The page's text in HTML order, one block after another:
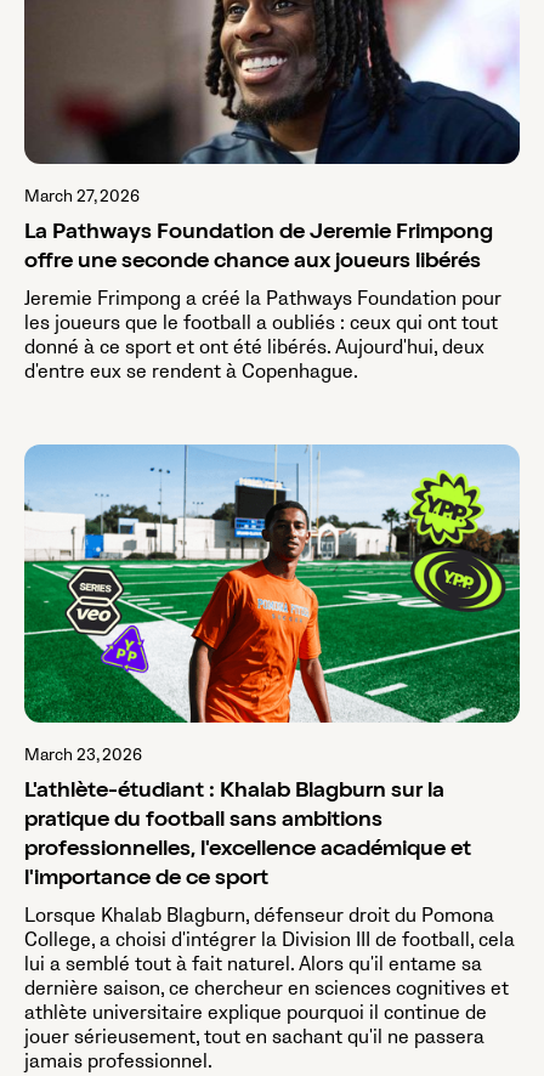
March 27, 2026
La Pathways Foundation de Jeremie Frimpong
offre une seconde chance aux joueurs libérés
Jeremie Frimpong a créé la Pathways Foundation pour
les joueurs que le football a oubliés : ceux qui ont tout
donné à ce sport et ont été libérés. Aujourd'hui, deux
d'entre eux se rendent à Copenhague.
March 23, 2026
L'athlète-étudiant : Khalab Blagburn sur la
pratique du football sans ambitions
professionnelles, l'excellence académique et
l'importance de ce sport
Lorsque Khalab Blagburn, défenseur droit du Pomona
College, a choisi d'intégrer la Division III de football, cela
lui a semblé tout à fait naturel. Alors qu'il entame sa
dernière saison, ce chercheur en sciences cognitives et
athlète universitaire explique pourquoi il continue de
jouer sérieusement, tout en sachant qu'il ne passera
jamais professionnel.